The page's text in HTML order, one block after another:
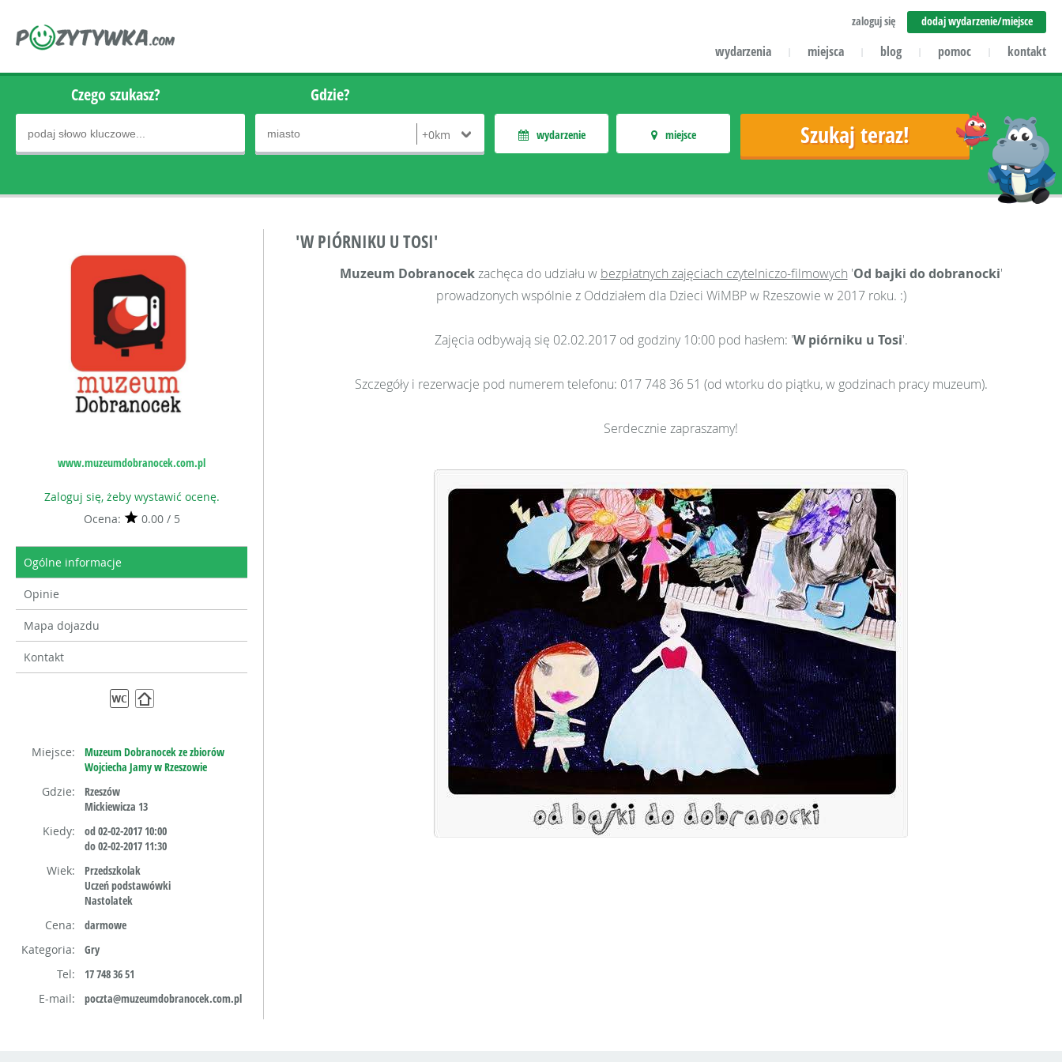
zaloguj się dodaj wydarzenie/miejsce
wydarzenia | miejsca | blog | pomoc | kontakt
Czego szukasz? Gdzie?
wydarzenie miejsce
www.muzeumdobranocek.com.pl
Zaloguj się, żeby wystawić ocenę.
Ocena:
0.00 / 5
Ogólne informacje
Opinie
Mapa dojazdu
Kontakt
Miejsce:
Muzeum Dobranocek ze zbiorów
Wojciecha Jamy w Rzeszowie
Gdzie:
Rzeszów
Mickiewicza 13
Kiedy:
od 02-02-2017 10:00
do 02-02-2017 11:30
Wiek:
Przedszkolak
Uczeń podstawówki
Nastolatek
Cena:
darmowe
Kategoria:
Gry
Tel:
17 748 36 51
E-mail:
poczta@muzeumdobranocek.com.pl
'W PIÓRNIKU U TOSI'
Muzeum Dobranocekzachęca do udziału w bezpłatnych zajęciach czytelniczo-filmowych 'Od bajki do dobranocki'
prowadzonych wspólnie z Oddziałem dla Dzieci WiMBP w Rzeszowie w 2017 roku. :)
Zajęcia odbywają się 02.02.2017 od godziny 10:00 pod hasłem: 'W piórniku u Tosi'.
Szczegóły i rezerwacje pod numerem telefonu: 017 748 36 51 (od wtorku do piątku, w godzinach pracy muzeum).
Serdecznie zapraszamy!